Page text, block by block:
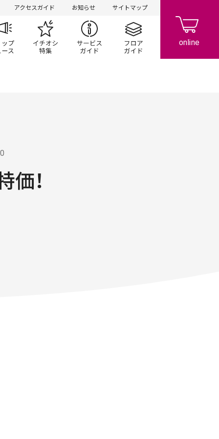
アクセスガイド お知らせ サイトマップ
ン一覧 ショップニュースイチオシ特集 サービスガイドフロアガイド
価！